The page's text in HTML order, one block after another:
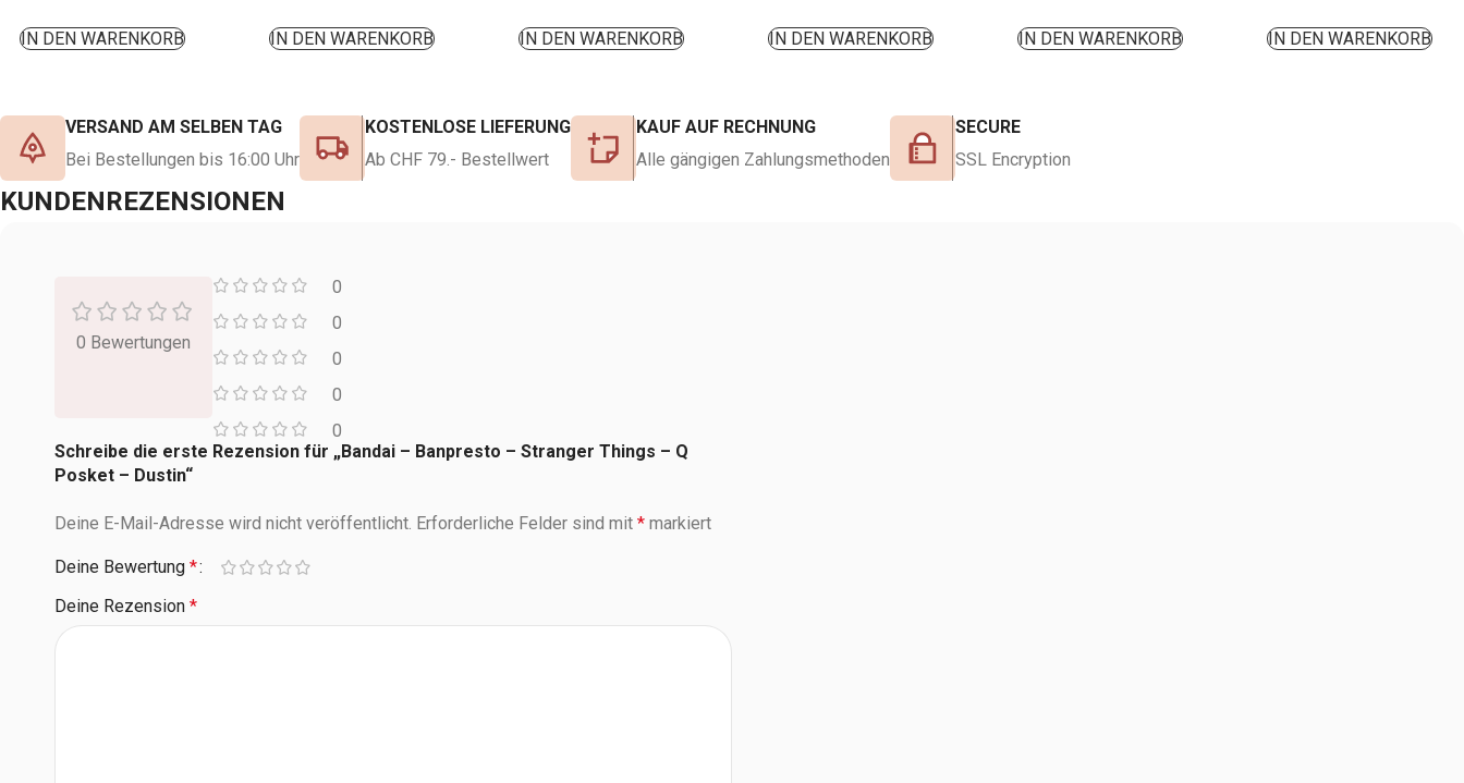
IN DEN WARENKORB IN DEN WARENKORB IN DEN WARENKORB IN DEN WARENKORB IN DEN WARENKORB IN DEN WARENKORB
VERSAND AM SELBEN TAG
Bei Bestellungen bis 16:00 Uhr
KOSTENLOSE LIEFERUNG
Ab CHF 79.- Bestellwert
KAUF AUF RECHNUNG
Alle gängigen Zahlungsmethoden
SECURE
SSL Encryption
KUNDENREZENSIONEN
0 Bewertungen
0
0
0
0
0
Schreibe die erste Rezension für „Bandai – Banpresto – Stranger Things – Q
Posket – Dustin“
Deine E-Mail-Adresse wird nicht veröffentlicht. Erforderliche Felder sind mit * markiert
Deine Bewertung *
Deine Rezension *